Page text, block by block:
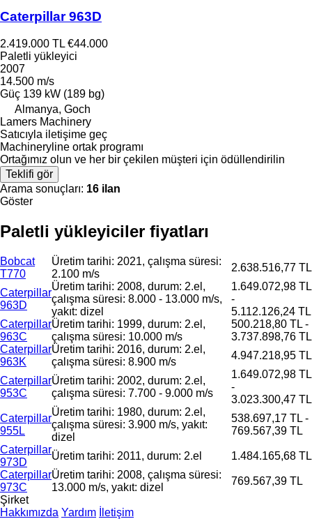
Caterpillar 963D
2.419.000 TL €44.000
Paletli yükleyici
2007
14.500 m/s
Güç 139 kW (189 bg)
Almanya, Goch
Lamers Machinery
Satıcıyla iletişime geç
Machineryline ortak programı
Ortağımız olun ve her bir çekilen müşteri için ödüllendirilin
Teklifi gör
Arama sonuçları: 16 ilan
Göster
Paletli yükleyiciler fiyatları
Bobcat
T770
Üretim tarihi: 2021, çalışma süresi:
2.100 m/s
2.638.516,77 TL
Caterpillar
963D
Üretim tarihi: 2008, durum: 2.el,
çalışma süresi: 8.000 - 13.000 m/s,
yakıt: dizel
1.649.072,98 TL
-
5.112.126,24 TL
Caterpillar
963C
Üretim tarihi: 1999, durum: 2.el,
çalışma süresi: 10.000 m/s
500.218,80 TL -
3.737.898,76 TL
Caterpillar
963K
Üretim tarihi: 2016, durum: 2.el,
çalışma süresi: 8.900 m/s
4.947.218,95 TL
Caterpillar
953C
Üretim tarihi: 2002, durum: 2.el,
çalışma süresi: 7.700 - 9.000 m/s
1.649.072,98 TL
-
3.023.300,47 TL
Caterpillar
955L
Üretim tarihi: 1980, durum: 2.el,
çalışma süresi: 3.900 m/s, yakıt:
dizel
538.697,17 TL -
769.567,39 TL
Caterpillar
973D
Üretim tarihi: 2011, durum: 2.el
1.484.165,68 TL
Caterpillar
973C
Üretim tarihi: 2008, çalışma süresi:
13.000 m/s, yakıt: dizel
769.567,39 TL
Şirket
Hakkımızda Yardım
İletişim